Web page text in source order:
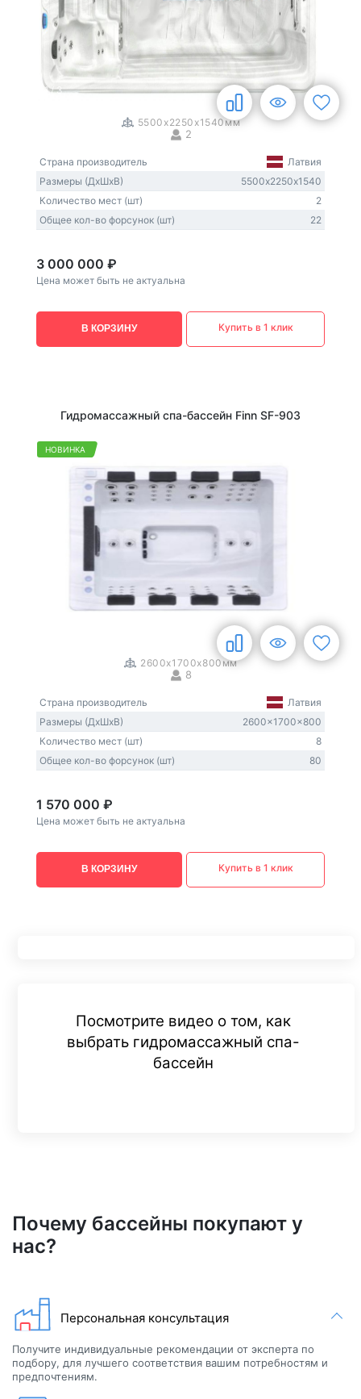
1/3
5500x2250x1540мм
2
Страна производитель
Латвия
Размеры (ДxШxВ)
5500х2250х1540
Количество мест (шт)
2
Общее кол-во форсунок (шт)
22
3 000 000 ₽
Цена может быть не актуальна
В КОРЗИНУ Купить в 1 клик
Гидромассажный спа-бассейн Finn SF-903
НОВИНКА
2600x1700x800мм
8
Страна производитель
Латвия
Размеры (ДxШxВ)
2600x1700x800
Количество мест (шт)
8
Общее кол-во форсунок (шт)
80
1 570 000 ₽
Цена может быть не актуальна
В КОРЗИНУ Купить в 1 клик
Посмотрите видео о том, как
выбрать гидромассажный спа-
бассейн